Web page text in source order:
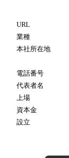
URL
業種
本社所在地
電話番号
代表者名
上場
資本金
設立